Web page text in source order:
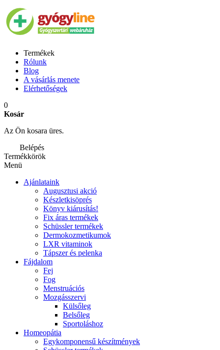
Termékek
Rólunk
Blog
A vásárlás menete
Elérhetőségek
0
Kosár
Az Ön kosara üres.
Belépés
Termékkörök
Menü
Ajánlataink
Augusztusi akció
Készletkisöprés
Könyv kiárusítás!
Fix áras termékek
Schüssler termékek
Dermokozmetikumok
LXR vitaminok
Tápszer és pelenka
Fájdalom
Fej
Fog
Menstruációs
Mozgásszervi
Külsőleg
Belsőleg
Sportoláshoz
Homeopátia
Egykomponensű készítmények